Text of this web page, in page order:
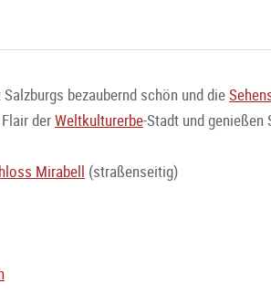
bezaubernd schön und die
derWeltkulturerbe-Stadt und genießen
Mirabell (straßenseitig)